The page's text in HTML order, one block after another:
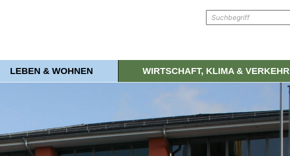
LEBEN & WOHNEN WIRTSCHAFT, KLIMA & VERKEHR